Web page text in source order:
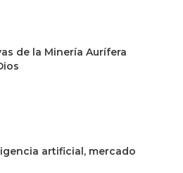
de la Minería Aurífera
artificial, mercado